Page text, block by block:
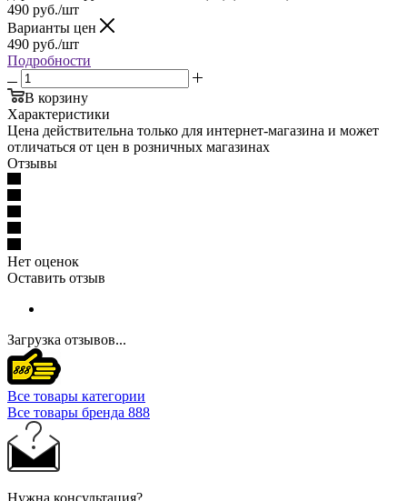
490 руб./шт
Варианты цен
490 руб./шт
Подробности
В корзину
Характеристики
Цена действительна только для интернет-магазина и может
отличаться от цен в розничных магазинах
Отзывы
Нет оценок
Оставить отзыв
Загрузка отзывов...
Все товары категории
Все товары бренда 888
Нужна консультация?